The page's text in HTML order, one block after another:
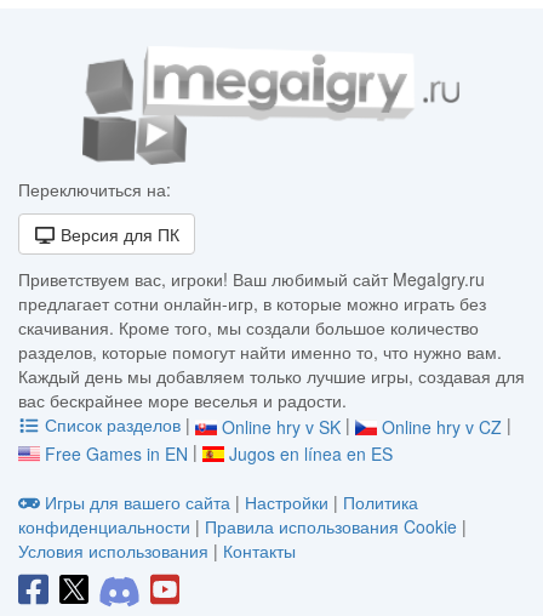
Переключиться на:
Версия для ПК
Приветствуем вас, игроки! Ваш любимый сайт MegaIgry.ru
предлагает сотни онлайн-игр, в которые можно играть без
скачивания. Кроме того, мы создали большое количество
разделов, которые помогут найти именно то, что нужно вам.
Каждый день мы добавляем только лучшие игры, создавая для
вас бескрайнее море веселья и радости.
Список разделов | Online hry v SK | Online hry v CZ |
Free Games in EN |
Jugos en línea en ES
Игры для вашего сайта | Настройки | Политика
конфиденциальности | Правила использования Cookie |
Условия использования | Контакты